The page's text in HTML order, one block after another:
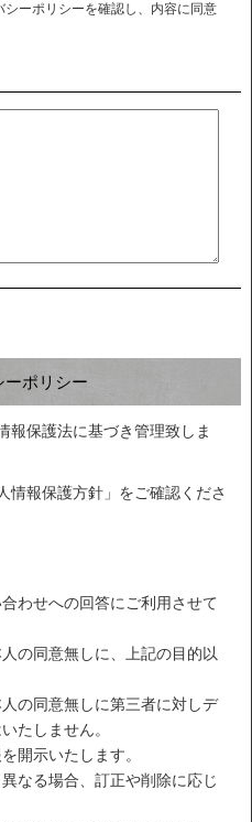
シーポリシーを確認し、内容に同意
ーポリシー
報保護法に基づき管理致しま
情報保護方針」をご確認くださ
わせへの回答にご利用させて
の同意無しに、上記の目的以
の同意無しに第三者に対しデ
たしません。
開示いたします。
なる場合、訂正や削除に応じ